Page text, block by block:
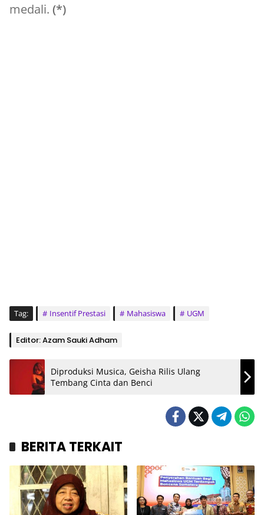
medali. (*)
Tag: Insentif Prestasi Mahasiswa UGM
Editor: Azam Sauki Adham
Diproduksi Musica, Geisha Rilis Ulang
Tembang Cinta dan Benci
BERITA TERKAIT